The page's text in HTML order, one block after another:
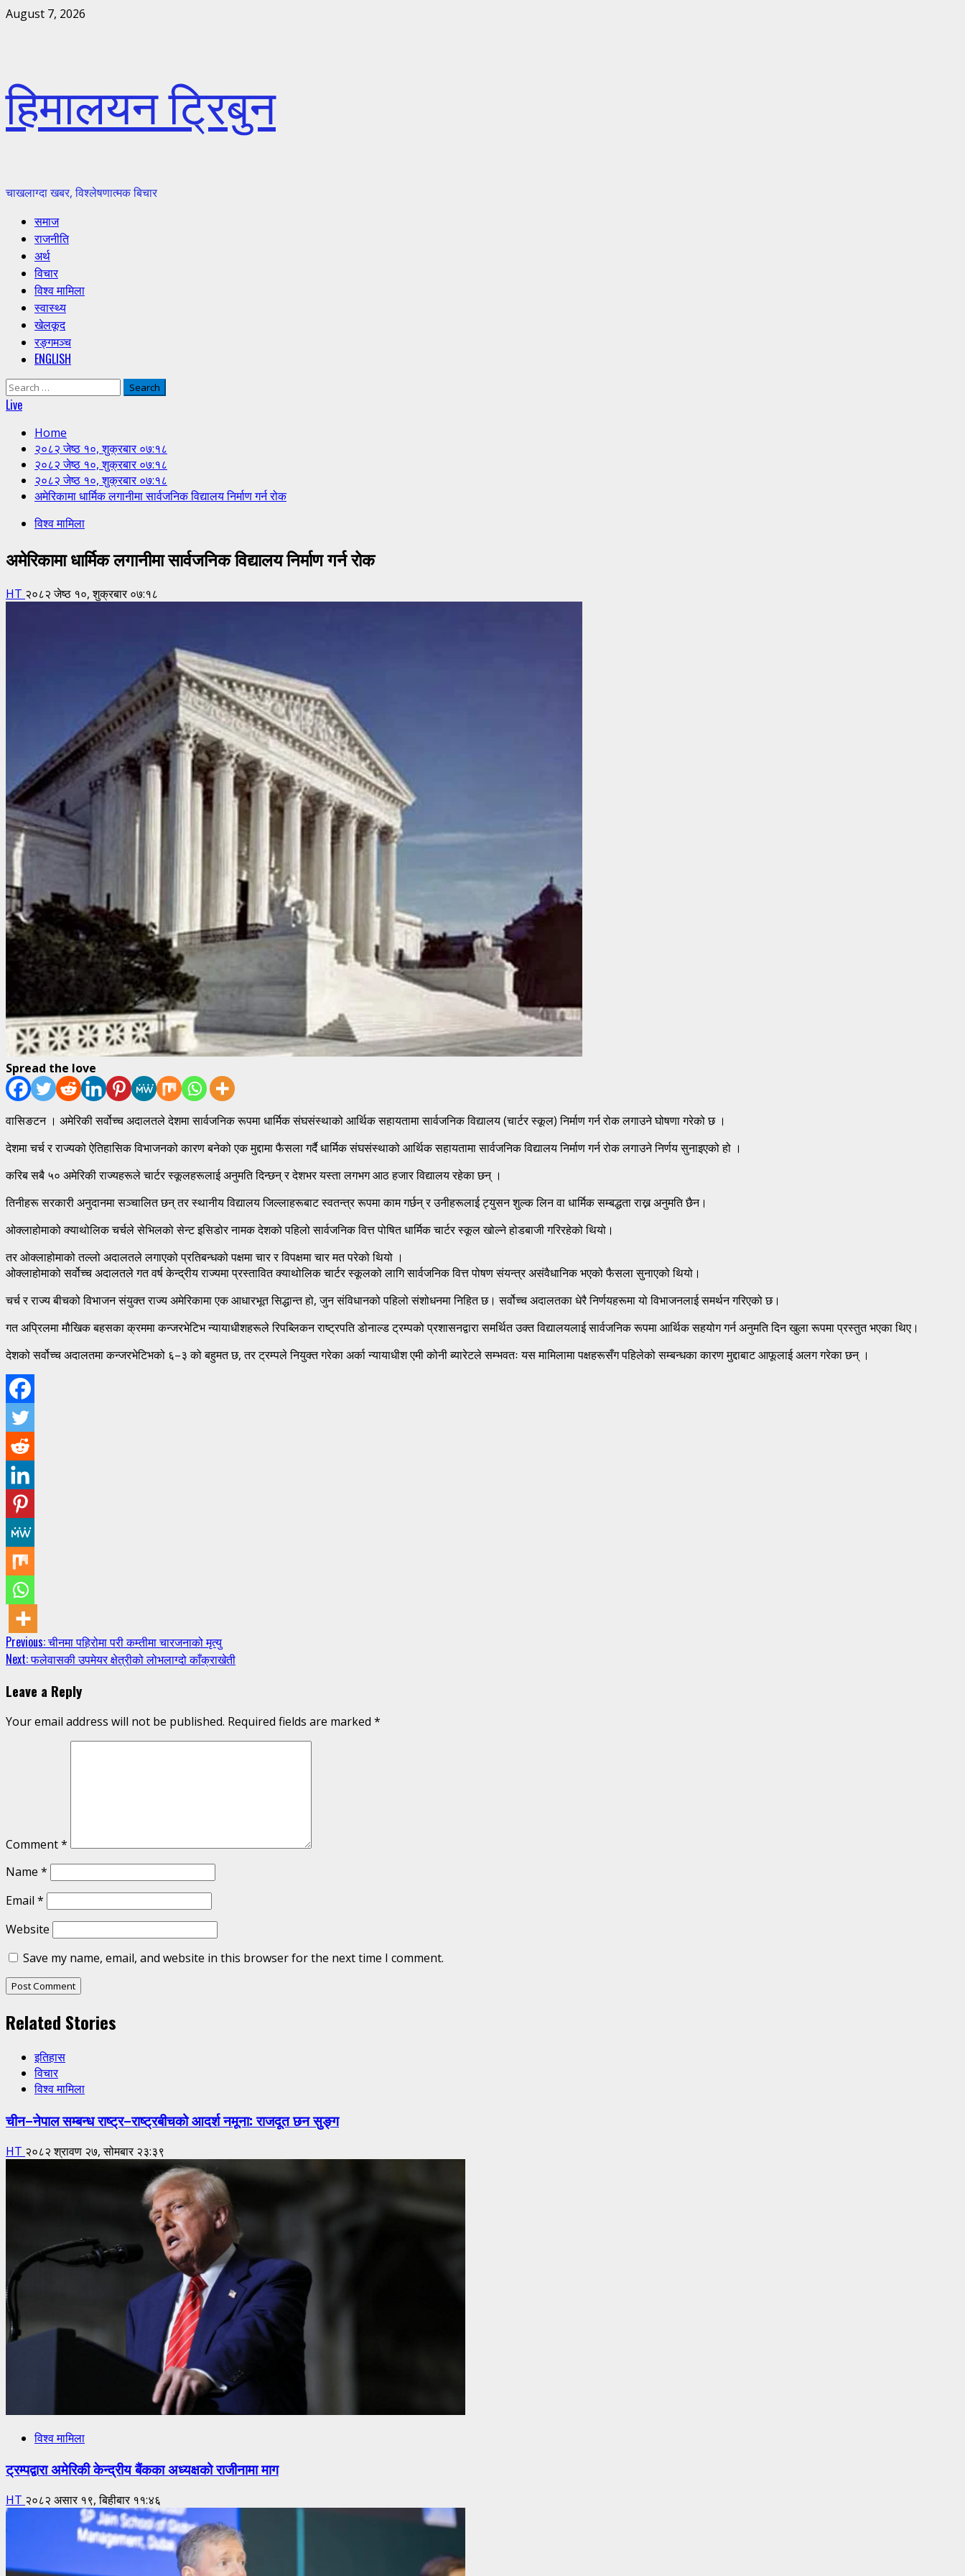
Skip
August 7, 2026
हिमालयन ट्रिबुन
चाखलाग्दा खबर, विश्लेषणात्मक बिचार
Primary
Menu
समाज
राजनीति
अर्थ
विचार
विश्व मामिला
स्वास्थ्य
खेलकूद
रङ्गमञ्च
ENGLISH
Search
for:
Live
Home
२०८२ जेष्ठ १०, शुक्रबार ०७:१८
२०८२ जेष्ठ १०, शुक्रबार ०७:१८
२०८२ जेष्ठ १०, शुक्रबार ०७:१८
अमेरिकामा धार्मिक लगानीमा सार्वजनिक विद्यालय निर्माण गर्न रोक
विश्व मामिला
अमेरिकामा धार्मिक लगानीमा सार्वजनिक विद्यालय निर्माण गर्न रोक
HT २०८२ जेष्ठ १०, शुक्रबार ०७:१८
Spread the love
वासिङटन । अमेरिकी सर्वोच्च अदालतले देशमा सार्वजनिक रूपमा धार्मिक संघसंस्थाको आर्थिक सहायतामा सार्वजनिक विद्यालय (चार्टर स्कूल) निर्माण गर्न रोक लगाउने घोषणा गरेको छ ।
देशमा चर्च र राज्यको ऐतिहासिक विभाजनको कारण बनेको एक मुद्दामा फैसला गर्दै धार्मिक संघसंस्थाको आर्थिक सहायतामा सार्वजनिक विद्यालय निर्माण गर्न रोक लगाउने निर्णय सुनाइएको हो ।
करिब सबै ५० अमेरिकी राज्यहरूले चार्टर स्कूलहरूलाई अनुमति दिन्छन् र देशभर यस्ता लगभग आठ हजार विद्यालय रहेका छन् ।
तिनीहरू सरकारी अनुदानमा सञ्चालित छन् तर स्थानीय विद्यालय जिल्लाहरूबाट स्वतन्त्र रूपमा काम गर्छन् र उनीहरूलाई ट्युसन शुल्क लिन वा धार्मिक सम्बद्धता राख्न अनुमति छैन।
ओक्लाहोमाको क्याथोलिक चर्चले सेभिलको सेन्ट इसिडोर नामक देशको पहिलो सार्वजनिक वित्त पोषित धार्मिक चार्टर स्कूल खोल्ने होडबाजी गरिरहेको थियो।
तर ओक्लाहोमाको तल्लो अदालतले लगाएको प्रतिबन्धको पक्षमा चार र विपक्षमा चार मत परेको थियो ।
ओक्लाहोमाको सर्वोच्च अदालतले गत वर्ष केन्द्रीय राज्यमा प्रस्तावित क्याथोलिक चार्टर स्कूलको लागि सार्वजनिक वित्त पोषण संयन्त्र असंवैधानिक भएको फैसला सुनाएको थियो।
चर्च र राज्य बीचको विभाजन संयुक्त राज्य अमेरिकामा एक आधारभूत सिद्धान्त हो, जुन संविधानको पहिलो संशोधनमा निहित छ। सर्वोच्च अदालतका धेरै निर्णयहरूमा यो विभाजनलाई समर्थन गरिएको छ।
गत अप्रिलमा मौखिक बहसका क्रममा कन्जरभेटिभ न्यायाधीशहरूले रिपब्लिकन राष्ट्रपति डोनाल्ड ट्रम्पको प्रशासनद्वारा समर्थित उक्त विद्यालयलाई सार्वजनिक रूपमा आर्थिक सहयोग गर्न अनुमति दिन खुला रूपमा प्रस्तुत भएका थिए।
देशको सर्वोच्च अदालतमा कन्जरभेटिभको ६–३ को बहुमत छ, तर ट्रम्पले नियुक्त गरेका अर्का न्यायाधीश एमी कोनी ब्यारेटले सम्भवतः यस मामिलामा पक्षहरूसँग पहिलेको सम्बन्धका कारण मुद्दाबाट आफूलाई अलग गरेका छन् ।
Continue
Reading
Previous:चीनमा पहिरोमा परी कम्तीमा चारजनाको मृत्यु
Next:फलेवासकी उपमेयर क्षेत्रीको लोभलाग्दो काँक्राखेती
Leave a Reply
Your email address will not be published. Required fields are marked *
Comment*
Name *
Email *
Website
Save my name, email, and website in this browser for the next time I comment.
Related Stories
इतिहास
विचार
विश्व मामिला
चीन–नेपाल सम्बन्ध राष्ट्र–राष्ट्रबीचको आदर्श नमूना: राजदूत छन सुङ्ग
HT २०८२ श्रावण २७, सोमबार २३:३९
विश्व मामिला
ट्रम्पद्वारा अमेरिकी केन्द्रीय बैंकका अध्यक्षको राजीनामा माग
HT २०८२ असार १९, बिहीबार ११:४६